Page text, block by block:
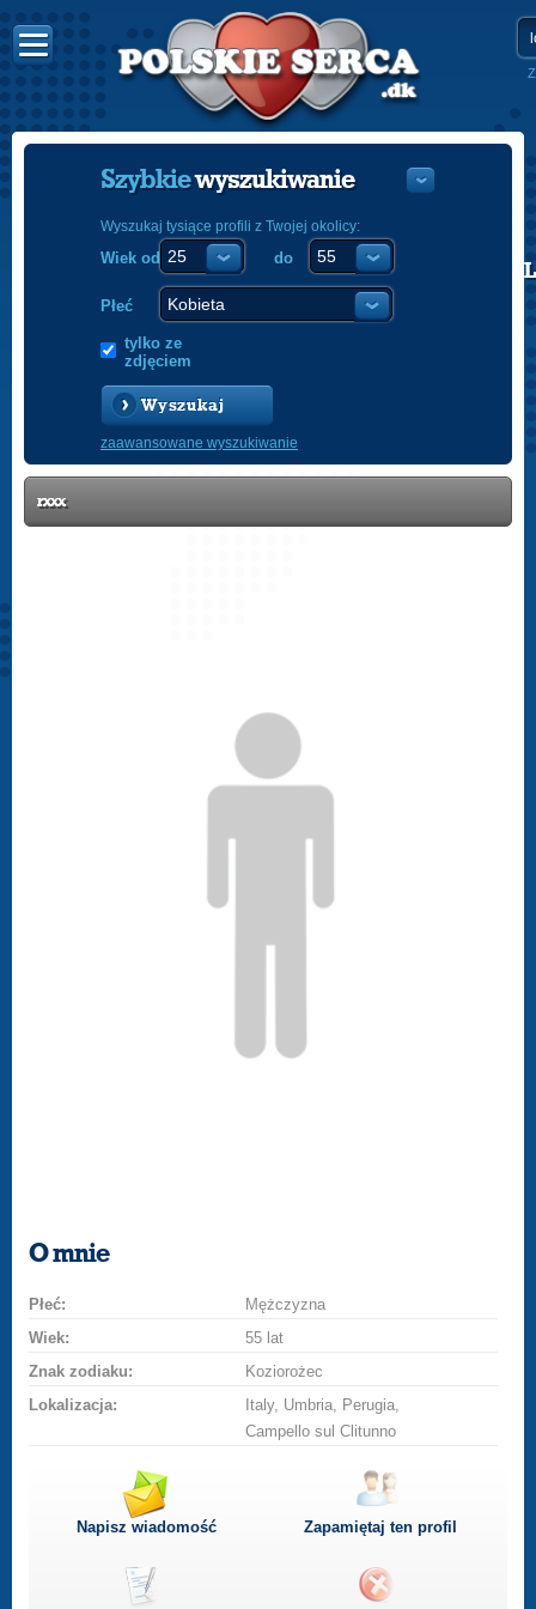
POLISH
Szybkiewyszukiwanie
Wyszukaj tysiące profili z Twojej okolicy:
Wiek od do
Płeć
tylko ze
zdjęciem
Wyszukaj
zaawansowane wyszukiwanie
rxxx
O mnie
Płeć:
Mężczyzna
Wiek:
55 lat
Znak zodiaku:
Koziorożec
Lokalizacja:
Italy, Umbria, Perugia,
Campello sul Clitunno
Napisz wiadomość Zapamiętaj ten profil